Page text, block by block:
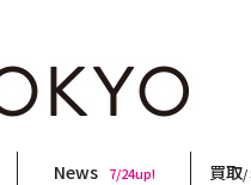
News 7/24up! 買取/